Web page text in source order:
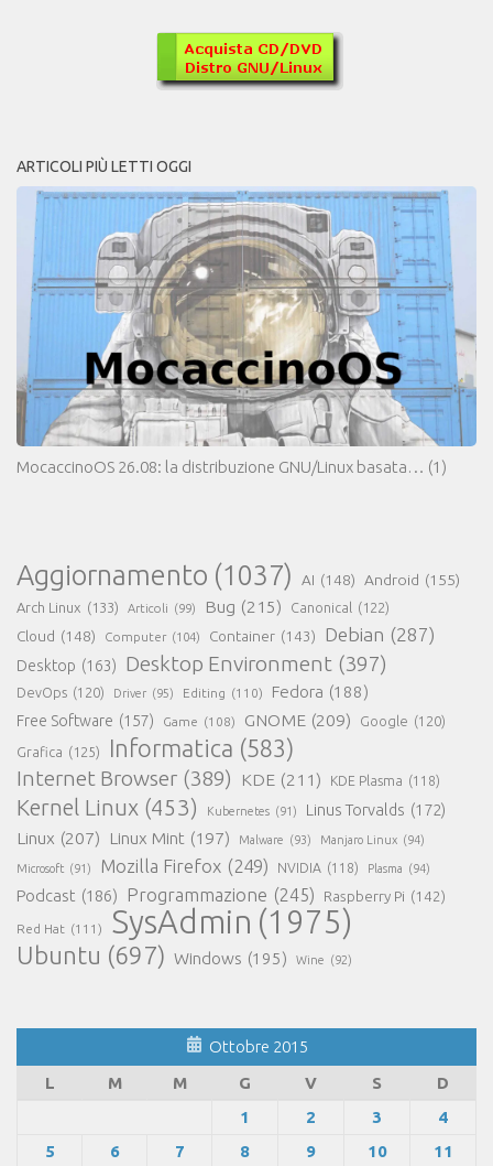
ARTICOLI PIÙ LETTI OGGI
MocaccinoOS 26.08: la distribuzione GNU/Linux basata… (1)
Aggiornamento (1037) AI (148) Android (155)
Arch Linux (133) Articoli (99) Bug (215) Canonical (122)
Cloud (148) Computer (104) Container (143) Debian (287)
Desktop (163) Desktop Environment (397)
DevOps (120) Driver (95) Editing (110) Fedora (188)
Free Software (157) Game (108) GNOME (209) Google (120)
Grafica (125) Informatica (583)
Internet Browser (389) KDE (211) KDE Plasma (118)
Kernel Linux (453) Kubernetes (91) Linus Torvalds (172)
Linux (207) Linux Mint (197) Malware (93) Manjaro Linux (94)
Microsoft (91) Mozilla Firefox (249) NVIDIA (118) Plasma (94)
Podcast (186) Programmazione (245) Raspberry Pi (142)
Red Hat (111) SysAdmin (1975)
Ubuntu (697) Windows (195) Wine (92)
Ottobre 2015
L
M M G V S
D
1
2 3
4
5
6 7 8 9 10
11